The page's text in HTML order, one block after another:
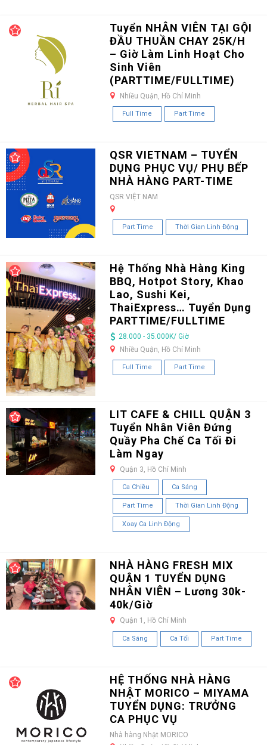
Tuyển NHÂN VIÊN TẠI GỘI
ĐẦU THUẦN CHAY 25K/H
– Giờ Làm Linh Hoạt Cho
Sinh Viên
(PARTTIME/FULLTIME)
Nhiều Quận, Hồ Chí Minh
Full Time Part Time
QSR VIETNAM – TUYỂN
DỤNG PHỤC VỤ/ PHỤ BẾP
NHÀ HÀNG PART-TIME
QSR VIỆT NAM
Part Time Thời Gian Linh Động
Hệ Thống Nhà Hàng King
BBQ, Hotpot Story, Khao
Lao, Sushi Kei,
ThaiExpress… Tuyển Dụng
PARTTIME/FULLTIME
28.000 - 35.000K/ Giờ
Nhiều Quận, Hồ Chí Minh
Full Time Part Time
LIT CAFE & CHILL QUẬN 3
Tuyển Nhân Viên Đứng
Quầy Pha Chế Ca Tối Đi
Làm Ngay
Quận 3, Hồ Chí Minh
Ca Chiều Ca Sáng
Part Time Thời Gian Linh Động
Xoay Ca Linh Động
NHÀ HÀNG FRESH MIX
QUẬN 1 TUYỂN DỤNG
NHÂN VIÊN – Lương 30k-
40k/Giờ
Quận 1, Hồ Chí Minh
Ca Sáng Ca Tối Part Time
HỆ THỐNG NHÀ HÀNG
NHẬT MORICO – MIYAMA
TUYỂN DỤNG: TRƯỞNG
CA PHỤC VỤ
Nhà hàng Nhật MORICO